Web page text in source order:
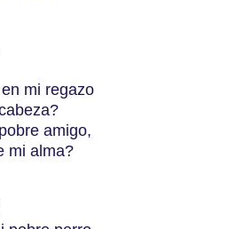
mi regazo
amigo,
mi alma?